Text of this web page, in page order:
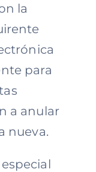
la
para
a anular
nueva.